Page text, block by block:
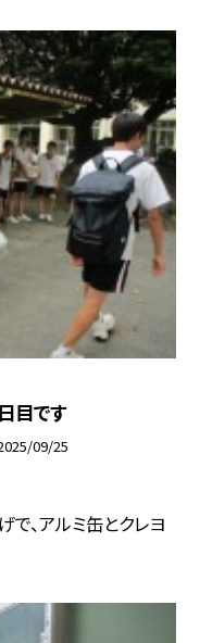
目です
09/25
、アルミ缶とクレヨ